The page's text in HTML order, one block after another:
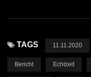
TAGS 11.11.2020
Bericht Echtzeit